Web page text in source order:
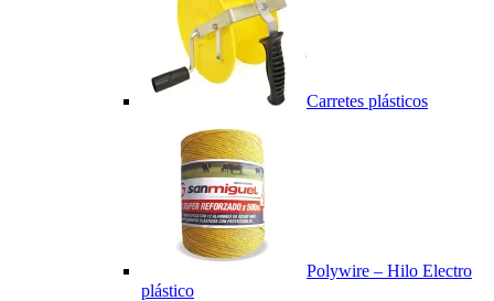
Carretes plásticos
Polywire – Hilo Electro
plástico